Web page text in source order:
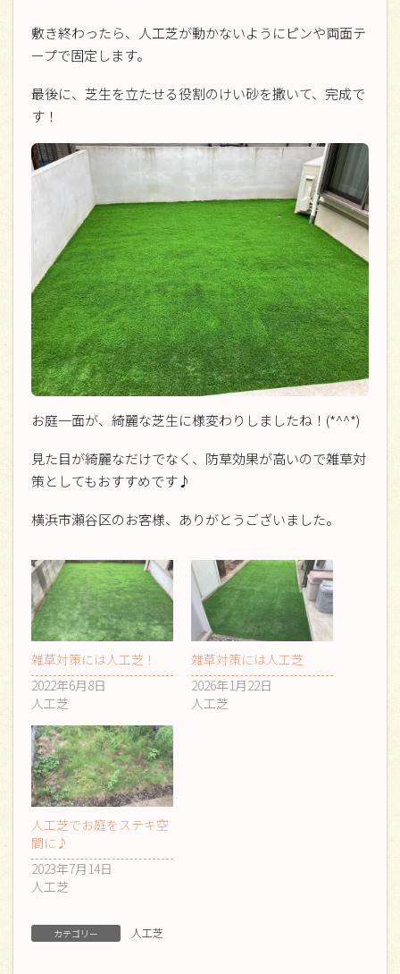
敷き終わったら、人工芝が動かないようにピンや両面テ
ープで固定します。
最後に、芝生を立たせる役割のけい砂を撒いて、完成で
す！
お庭一面が、綺麗な芝生に様変わりしましたね！(*^^*)
見た目が綺麗なだけでなく、防草効果が高いので雑草対
策としてもおすすめです♪
横浜市瀬谷区のお客様、ありがとうございました。
雑草対策には人工芝！
2022年6月8日
人工芝
雑草対策には人工芝
2026年1月22日
人工芝
人工芝でお庭をステキ空
間に♪
2023年7月14日
人工芝
カテゴリー 人工芝